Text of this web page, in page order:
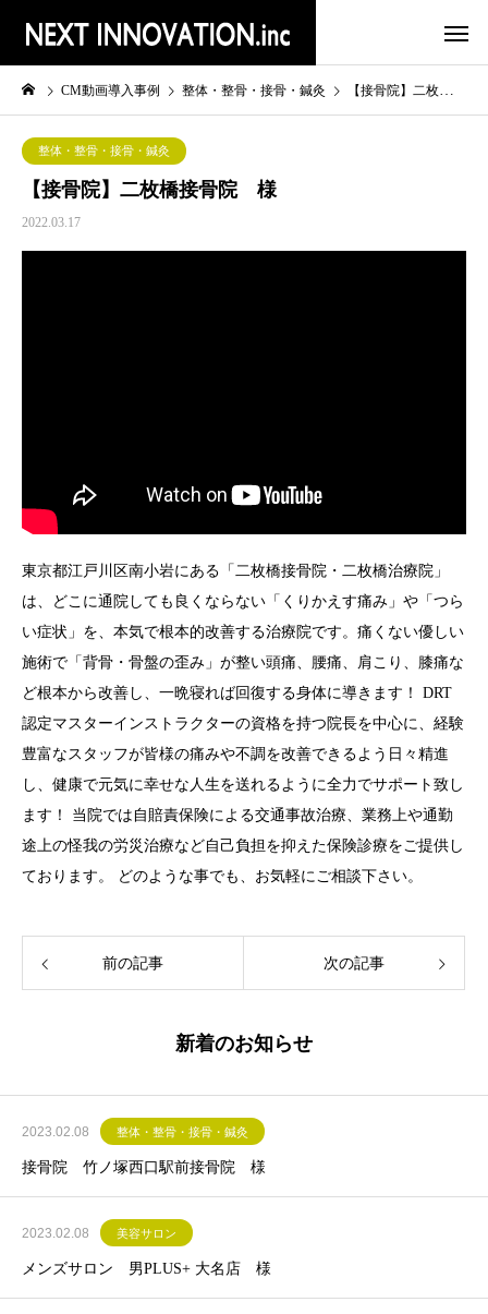
CM動画導入事例 整体・整骨・接骨・鍼灸 【接骨院】二枚橋接骨院 様
整体・整骨・接骨・鍼灸
【接骨院】二枚橋接骨院 様
2022.03.17
東京都江戸川区南小岩にある「二枚橋接骨院・二枚橋治療院」
は、どこに通院しても良くならない「くりかえす痛み」や「つら
い症状」を、本気で根本的改善する治療院です。痛くない優しい
施術で「背骨・骨盤の歪み」が整い頭痛、腰痛、肩こり、膝痛な
ど根本から改善し、一晩寝れば回復する身体に導きます！ DRT
認定マスターインストラクターの資格を持つ院長を中心に、経験
豊富なスタッフが皆様の痛みや不調を改善できるよう日々精進
し、健康で元気に幸せな人生を送れるように全力でサポート致し
ます！ 当院では自賠責保険による交通事故治療、業務上や通勤
途上の怪我の労災治療など自己負担を抑えた保険診療をご提供し
ております。 どのような事でも、お気軽にご相談下さい。
前の記事 次の記事
新着のお知らせ
2023.02.08 整体・整骨・接骨・鍼灸
接骨院 竹ノ塚西口駅前接骨院 様
2023.02.08 美容サロン
メンズサロン 男PLUS+ 大名店 様